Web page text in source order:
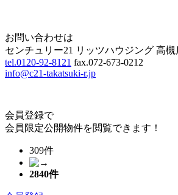
お問い合わせは
センチュリー21 リッツハウジング 高
tel.0120-92-8121 fax.072-673-0212
info@c21-takatsuki-r.jp
会員登録で
会員限定公開物件を閲覧できます！
309件
2840件